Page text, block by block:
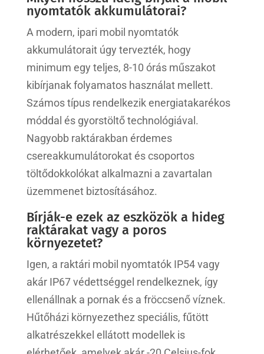
nyomtatók akkumulátorai?
A modern, ipari mobil nyomtatók
akkumulátorait úgy tervezték, hogy
minimum egy teljes, 8-10 órás műszakot
kibírjanak folyamatos használat mellett.
Számos típus rendelkezik energiatakarékos
móddal és gyorstöltő technológiával.
Nagyobb raktárakban érdemes
csereakkumulátorokat és csoportos
töltődokkolókat alkalmazni a zavartalan
üzemmenet biztosításához.
Bírják-e ezek az eszközök a hideg
raktárakat vagy a poros
környezetet?
Igen, a raktári mobil nyomtatók IP54 vagy
akár IP67 védettséggel rendelkeznek, így
ellenállnak a pornak és a fröccsenő víznek.
Hűtőházi környezethez speciális, fűtött
alkatrészekkel ellátott modellek is